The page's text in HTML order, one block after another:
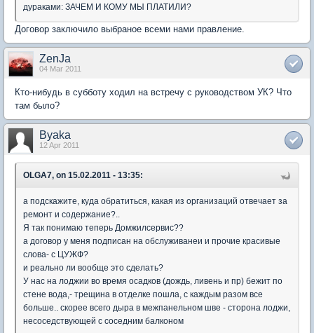
дураками: ЗАЧЕМ И КОМУ МЫ ПЛАТИЛИ?
Договор заключило выбраное всеми нами правление.
ZenJa
04 Mar 2011
Кто-нибудь в субботу ходил на встречу с руководством УК? Что
там было?
Byaka
12 Apr 2011
OLGA7, on 15.02.2011 - 13:35:
а подскажите, куда обратиться, какая из организаций отвечает за
ремонт и содержание?..
Я так понимаю теперь Домжилсервис??
а договор у меня подписан на обслуживанеи и прочие красивые
слова- с ЦУЖФ?
и реально ли вообще это сделать?
У нас на лоджии во время осадков (дождь, ливень и пр) бежит по
стене вода,- трещина в отделке пошла, с каждым разом все
больше.. скорее всего дыра в межпанельном шве - сторона лоджи,
несоседствующей с соседним балконом